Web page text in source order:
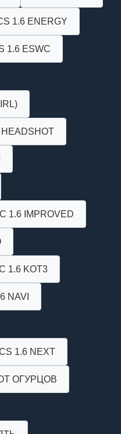
1.6 ENERGY
1.6 ESWC
1.6 IMPROVED
1.6 KOT3
NAVI
1.6 NEXT
ОГУРЦОВ